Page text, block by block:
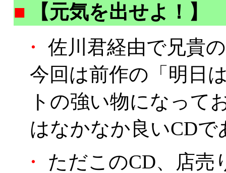
■
【元気を出せよ！】
・
佐川君経由で兄貴
今回は前作の「明日
トの強い物になって
はなかなか良いCD
・
ただこのCD、店売